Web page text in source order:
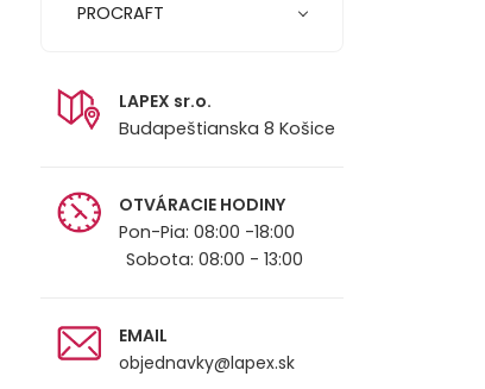
PROCRAFT
LAPEX sr.o.
Budapeštianska 8 Košice
OTVÁRACIE HODINY
Pon-Pia: 08:00 -18:00
Sobota: 08:00 - 13:00
EMAIL
objednavky@lapex.sk